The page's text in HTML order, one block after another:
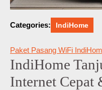
Categories: IndiHome
Paket Pasang WiFi
IndiHome
Internet Cepat